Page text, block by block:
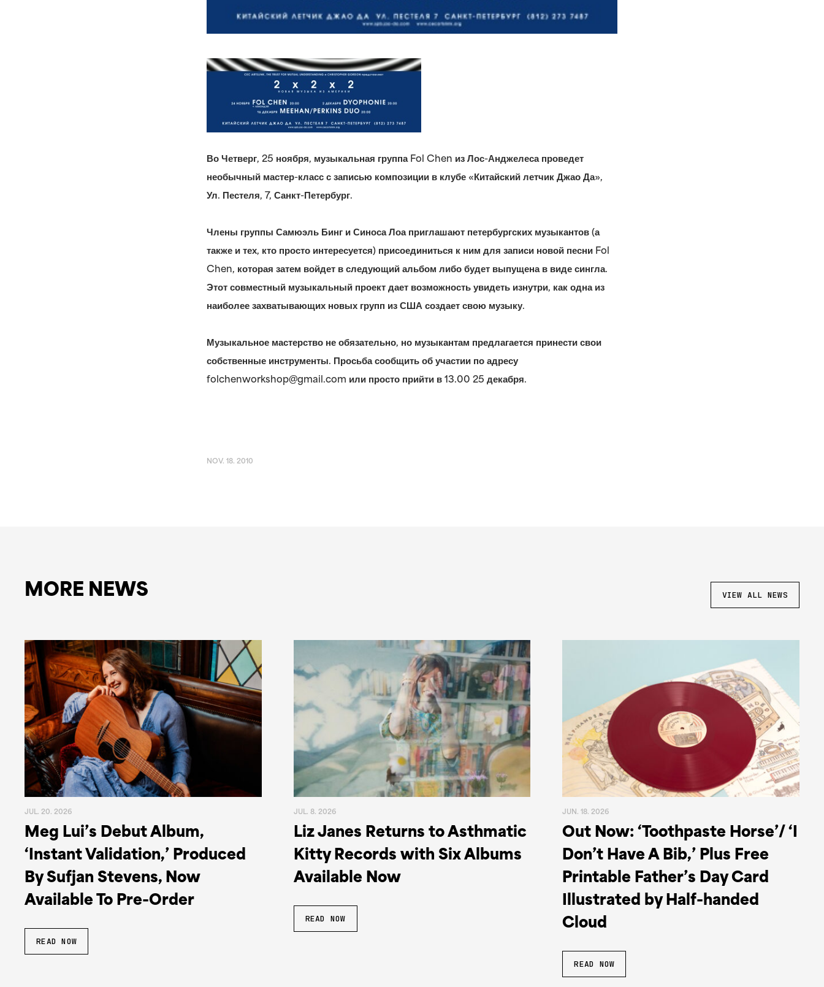
Во Четверг, 25 ноября, музыкальная группа Fol Chen из Лос-Анджелеса проведет
необычный мастер-класс с записью композиции в клубе «Китайский летчик Джао Да»,
Ул. Пестеля, 7, Санкт-Петербург.
Члены группы Самюэль Бинг и Синоса Лоа приглашают петербургских музыкантов (а
также и тех, кто просто интересуется) присоединиться к ним для записи новой песни Fol
Chen, которая затем войдет в следующий альбом либо будет выпущена в виде сингла.
Этот совместный музыкальный проект дает возможность увидеть изнутри, как одна из
наиболее захватывающих новых групп из США создает свою музыку.
Музыкальное мастерство не обязательно, но музыкантам предлагается принести свои
собственные инструменты. Просьба сообщить об участии по адресу
folchenworkshop@gmail.com или просто прийти в 13.00 25 декабря.
NOV. 18. 2010
MORE NEWS VIEW ALL NEWS
JUL. 20. 2026
Meg Lui’s Debut Album,
‘Instant Validation,’ Produced
By Sufjan Stevens, Now
Available To Pre-Order
READ NOW
JUL. 8. 2026
Liz Janes Returns to Asthmatic
Kitty Records with Six Albums
Available Now
READ NOW
JUN. 18. 2026
Out Now: ‘Toothpaste Horse’/ ‘I
Don’t Have A Bib,’ Plus Free
Printable Father’s Day Card
Illustrated by Half-handed
Cloud
READ NOW